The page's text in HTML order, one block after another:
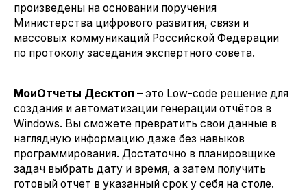
произведены на основании поручения
Министерства цифрового развития, связи и
массовых коммуникаций Российской Федерации
по протоколу заседания экспертного совета.
МоиОтчеты Десктоп – это Low-code решение для
создания и автоматизации генерации отчётов в
Windows. Вы сможете превратить свои данные в
наглядную информацию даже без навыков
программирования. Достаточно в планировщике
задач выбрать дату и время, а затем получить
готовый отчет в указанный срок у себя на столе.